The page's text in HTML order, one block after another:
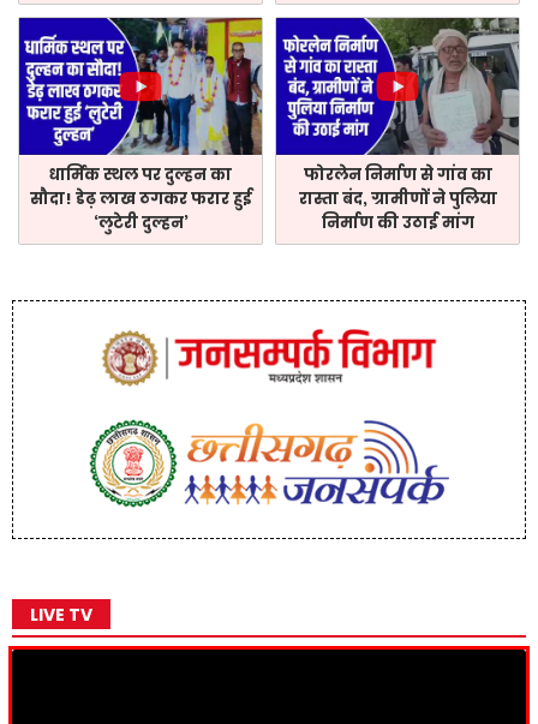
धार्मिक स्थल पर दुल्हन का
सौदा! डेढ़ लाख ठगकर फरार हुई
‘लुटेरी दुल्हन’
फोरलेन निर्माण से गांव का
रास्ता बंद, ग्रामीणों ने पुलिया
निर्माण की उठाई मांग
LIVE TV